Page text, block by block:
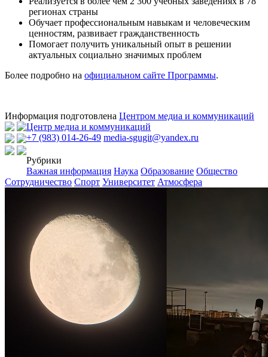
регионах страны
Обучает профессиональным навыкам и человеческим
ценностям, развивает гражданственность
Помогает получить уникальный опыт в решении
актуальных социально значимых проблем
Более подробно на официальном сайте Программы.
Информация подготовлена Центром медиа и коммуникаций
Центр медиа и коммуникаций
+7 (983) 014-26-49 media-sgugit@yandex.ru
Рубрики
Важная информация Наука Образование Общество
Сотрудничество Спорт Университет Атмосфера